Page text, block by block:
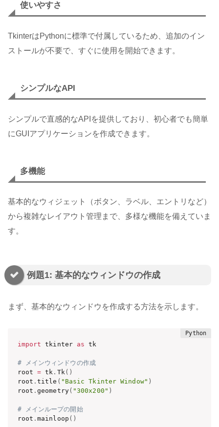
使いやすさ
TkinterはPythonに標準で付属しているため、追加のイン
ストールが不要で、すぐに使用を開始できます。
シンプルなAPI
シンプルで直感的なAPIを提供しており、初心者でも簡単
にGUIアプリケーションを作成できます。
多機能
基本的なウィジェット（ボタン、ラベル、エントリなど）
から複雑なレイアウト管理まで、多様な機能を備えていま
す。
例題1: 基本的なウィンドウの作成
まず、基本的なウィンドウを作成する方法を示します。
import tkinter as tk
# メインウィンドウの作成
root = tk . Tk ( )
root .title ( "Basic Tkinter Window" )
root .geometry( "300x200" )
# メインループの開始
root .mainloop ( )